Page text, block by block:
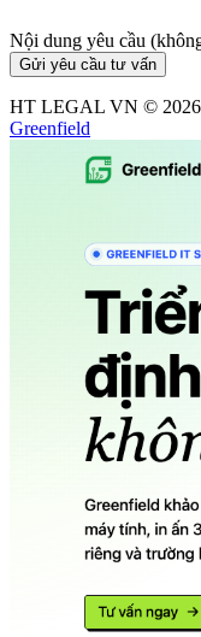
Nội dung yêu cầu
Gửi yêu cầu tư vấn
HT LEGAL VN © 2026
Greenfield